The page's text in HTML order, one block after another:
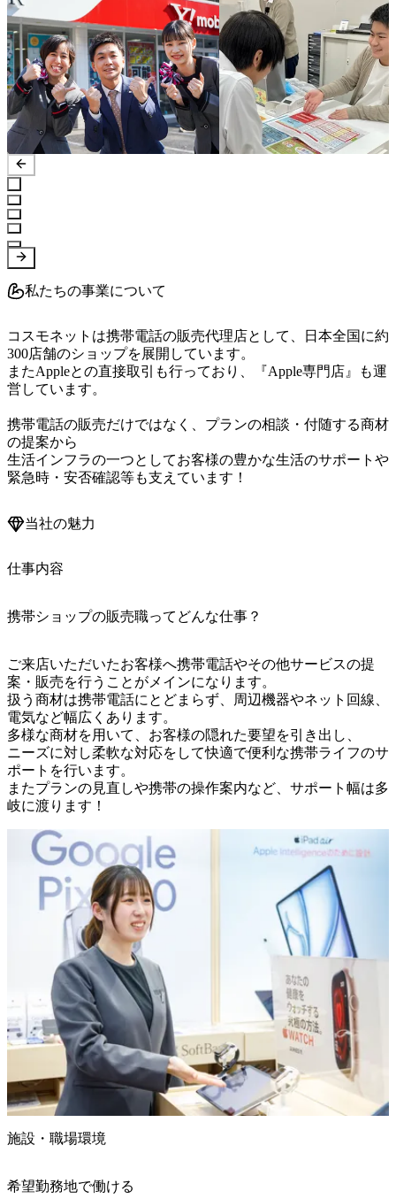
私たちの事業について
コスモネットは携帯電話の販売代理店として、日本全国に約
300店舗のショップを展開しています。
またAppleとの直接取引も行っており、『Apple専門店』も運
営しています。
携帯電話の販売だけではなく、プランの相談・付随する商材
の提案から
生活インフラの一つとしてお客様の豊かな生活のサポートや
緊急時・安否確認等も支えています！
当社の魅力
仕事内容
携帯ショップの販売職ってどんな仕事？
ご来店いただいたお客様へ携帯電話やその他サービスの提
案・販売を行うことがメインになります。
扱う商材は携帯電話にとどまらず、周辺機器やネット回線、
電気など幅広くあります。
多様な商材を用いて、お客様の隠れた要望を引き出し、
ニーズに対し柔軟な対応をして快適で便利な携帯ライフのサ
ポートを行います。
またプランの見直しや携帯の操作案内など、サポート幅は多
岐に渡ります！
施設・職場環境
希望勤務地で働ける